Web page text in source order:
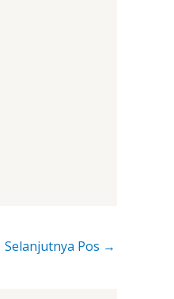
Selanjutnya Pos →